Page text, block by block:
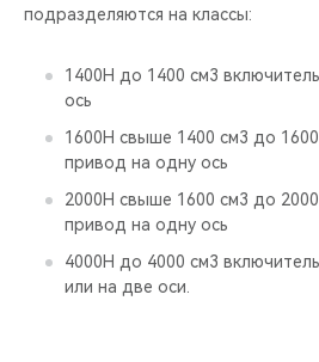
подразделяются на классы:
1400Н до 1400 см3
ось
1600Н свыше 1400 см3 до
привод на одну ось
2000Н свыше 1600 см3 до
привод на одну ось
4000Н до 4000 см3
или на две оси.